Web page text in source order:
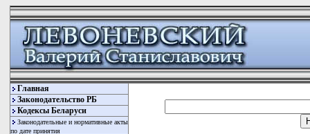
Главная
Законодательство РБ
Кодексы Беларуси
Законодательные и нормативные акты
по дате принятия